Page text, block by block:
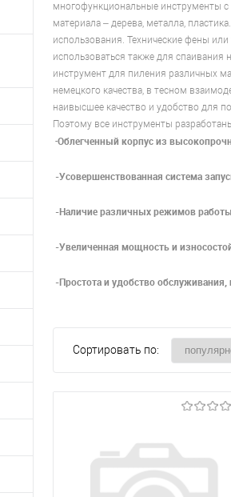
многофункциональные инструменты
материала – дерева, металла,
использования. Технические фены
использоваться также для
инструмент для пиления различных
немецкого качества, в тесном
наивысшее качество и удобство для
Поэтому все инструменты
-Облегченный корпус из
-Усовершенствованная система
-Наличие различных режимов
-Увеличенная мощность и
-Простота и удобство
Сортировать по: